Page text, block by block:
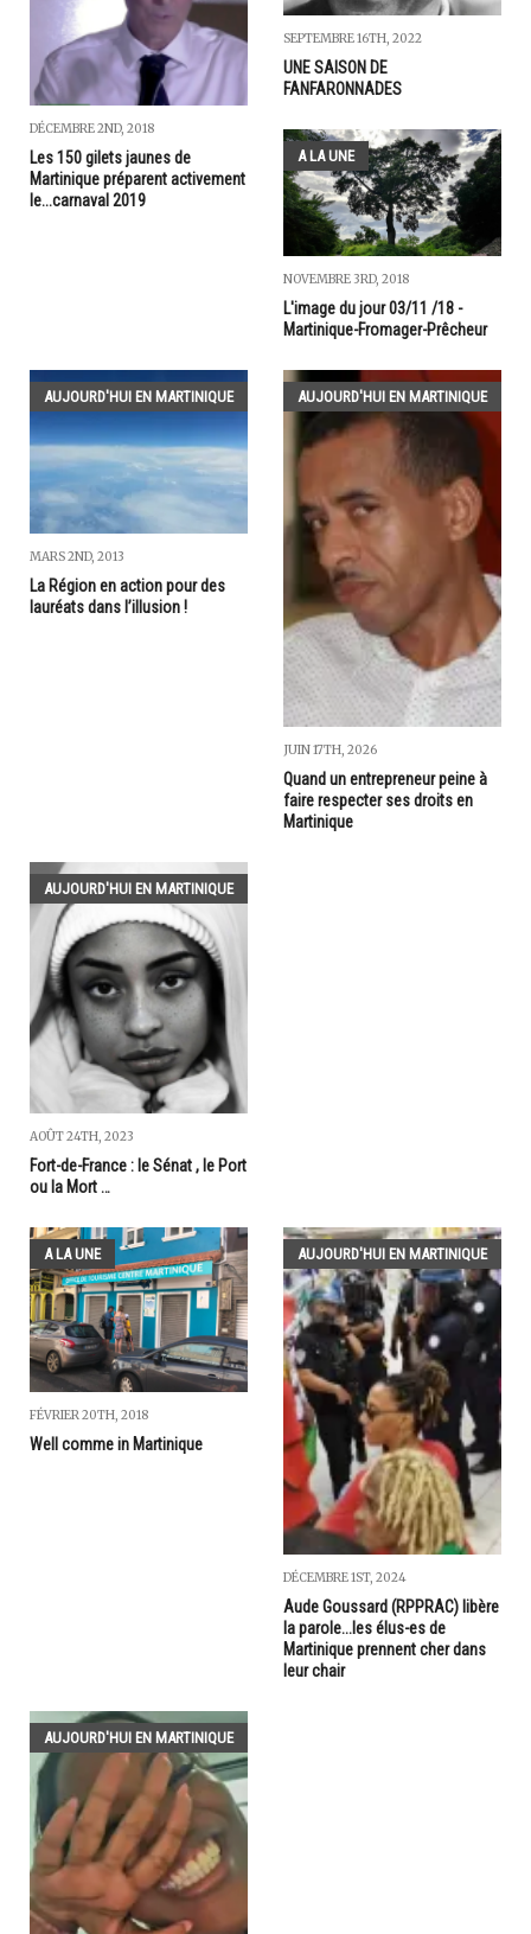
DÉCEMBRE 2ND, 2018
Les 150 gilets jaunes de
Martinique préparent activement
le...carnaval 2019
SEPTEMBRE 16TH, 2022
UNE SAISON DE
FANFARONNADES
A LA UNE
NOVEMBRE 3RD, 2018
L'image du jour 03/11 /18 -
Martinique-Fromager-Prêcheur
AUJOURD'HUI EN MARTINIQUE
MARS 2ND, 2013
La Région en action pour des
lauréats dans l’illusion !
AUJOURD'HUI EN MARTINIQUE
JUIN 17TH, 2026
Quand un entrepreneur peine à
faire respecter ses droits en
Martinique
AUJOURD'HUI EN MARTINIQUE
AOÛT 24TH, 2023
Fort-de-France : le Sénat , le Port
ou la Mort …
A LA UNE
FÉVRIER 20TH, 2018
Well comme in Martinique
AUJOURD'HUI EN MARTINIQUE
DÉCEMBRE 1ST, 2024
Aude Goussard (RPPRAC) libère
la parole...les élus-es de
Martinique prennent cher dans
leur chair
AUJOURD'HUI EN MARTINIQUE